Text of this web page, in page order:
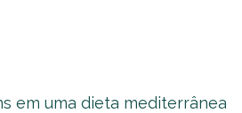
em uma dieta mediterrânea